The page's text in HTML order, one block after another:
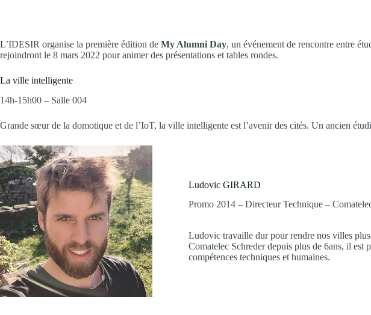
L’IDESIR organise la première édition de My Alumni Day, un événement de rencontre entre
rejoindront le 8 mars 2022 pour animer des présentations et tables rondes.
La ville intelligente
14h-15h00 – Salle 004
Grande sœur de la domotique et de l’IoT, la ville intelligente est l’avenir des cités. Un ancien
Ludovic GIRARD
Promo 2014 – Directeur Technique –
Ludovic travaille dur pour rendre nos villes
Comatelec Schreder depuis plus de 6ans, il est
compétences techniques et humaines.